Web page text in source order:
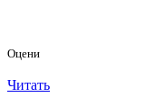
Оцени
Читать